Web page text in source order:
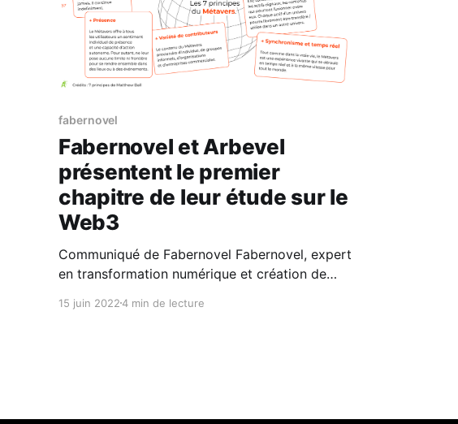
fabernovel
Fabernovel et Arbevel
présentent le premier
chapitre de leur étude sur le
Web3
Communiqué de Fabernovel Fabernovel, expert
en transformation numérique et création de
société de gestion indépendante publient le
15 juin 20224 min de lecture